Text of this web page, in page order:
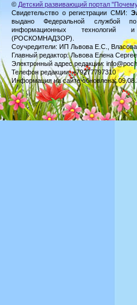
© Детский развивающий портал
Свидетельство о регистрации СМИ:
выдано Федеральной службой
информационных технологий
(РОСКОМНАДЗОР).
Соучредители: ИП Львова Е.С.,
Главный редактор: Львова Елена
Электронный адрес редакции:
Телефон редакции: +79277797310
Информация на сайте обновлена: